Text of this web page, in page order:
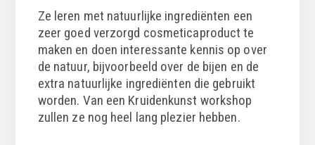
Ze leren met natuurlijke ingrediënten een
zeer goed verzorgd cosmeticaproduct te
maken en doen interessante kennis op over
de natuur, bijvoorbeeld over de bijen en de
extra natuurlijke ingrediënten die gebruikt
worden. Van een Kruidenkunst workshop
zullen ze nog heel lang plezier hebben.